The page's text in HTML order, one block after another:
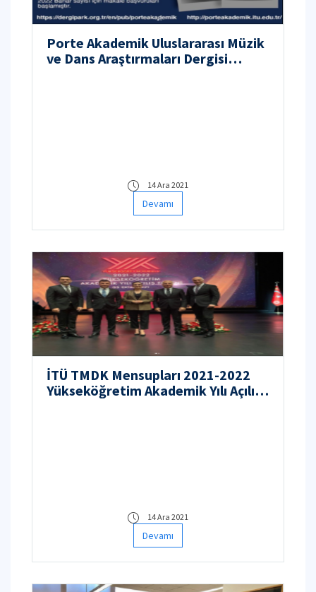
Porte Akademik Uluslararası Müzik
ve Dans Araştırmaları Dergisi
14 Ara 2021
Devamı
İTÜ TMDK Mensupları 2021-2022
Yükseköğretim Akademik Yılı Açılış
14 Ara 2021
Devamı